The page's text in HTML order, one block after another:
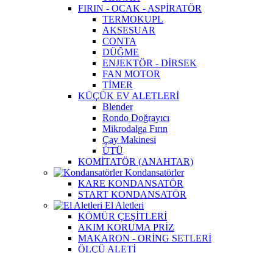
FIRIN - OCAK - ASPİRATÖR
TERMOKUPL
AKSESUAR
CONTA
DÜĞME
ENJEKTÖR - DİRSEK
FAN MOTOR
TİMER
KÜÇÜK EV ALETLERİ
Blender
Rondo Doğrayıcı
Mikrodalga Fırın
Çay Makinesi
ÜTÜ
KOMİTATÖR (ANAHTAR)
Kondansatörler
KARE KONDANSATÖR
START KONDANSATÖR
El Aletleri
KÖMÜR ÇEŞİTLERİ
AKIM KORUMA PRİZ
MAKARON - ORİNG SETLERİ
ÖLÇÜ ALETİ